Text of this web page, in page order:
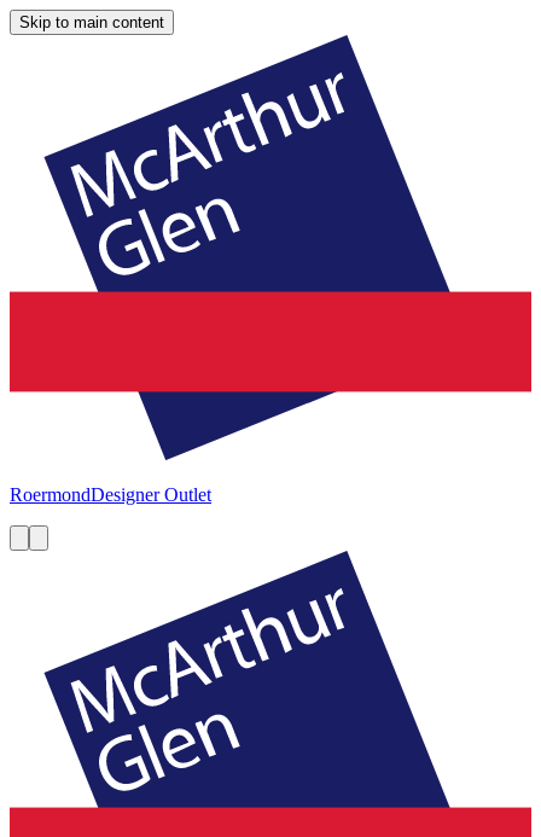
Skip to main content
RoermondDesigner Outlet